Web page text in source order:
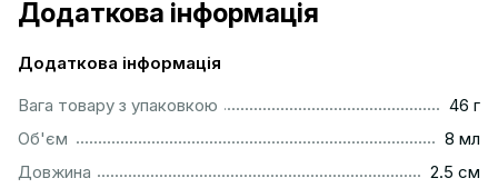
Додаткова інформація
Додаткова інформація
Вага товару з упаковкою
46 г
Об'єм
8 мл
Довжина
2.5 см